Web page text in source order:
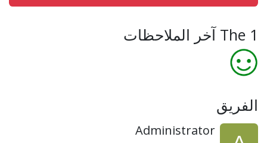
The 1 آخر الملاحظات
الفريق
Administrator